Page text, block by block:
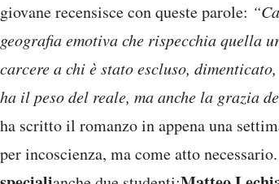
giovane recensisce con queste parole:
geografia emotiva che rispecchia quella
carcere a chi è stato escluso,
ha il peso del reale, ma anche la grazia
ha scritto il romanzo in appena una
per incoscienza, ma come atto